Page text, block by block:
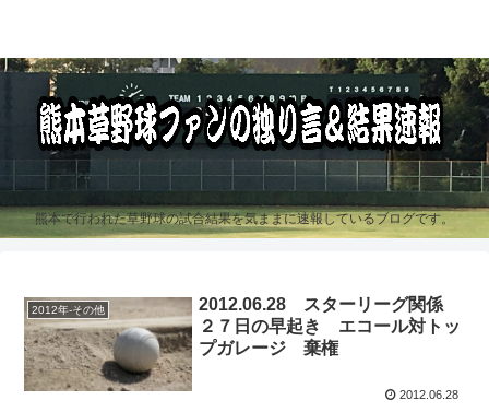
熊本で行われた草野球の試合結果を気ままに速報しているブログです。
2012年-その他
2012.06.28 スターリーグ関係
２７日の早起き エコール対トッ
プガレージ 棄権
2012.06.28